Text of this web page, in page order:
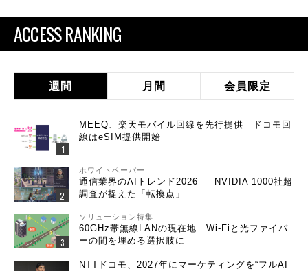
ACCESS RANKING
週間 月間 会員限定
MEEQ、楽天モバイル回線を先行提供 ドコモ回
線はeSIM提供開始
ホワイトペーパー
通信業界のAIトレンド2026 ― NVIDIA 1000社超
調査が捉えた「転換点」
ソリューション特集
60GHz帯無線LANの現在地 Wi-Fiと光ファイバ
ーの間を埋める選択肢に
NTTドコモ、2027年にマーケティングを“フルAI